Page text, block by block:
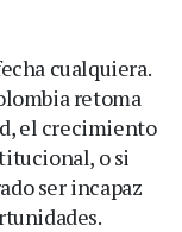
cualquiera.
retoma
el crecimiento
o si
ser incapaz